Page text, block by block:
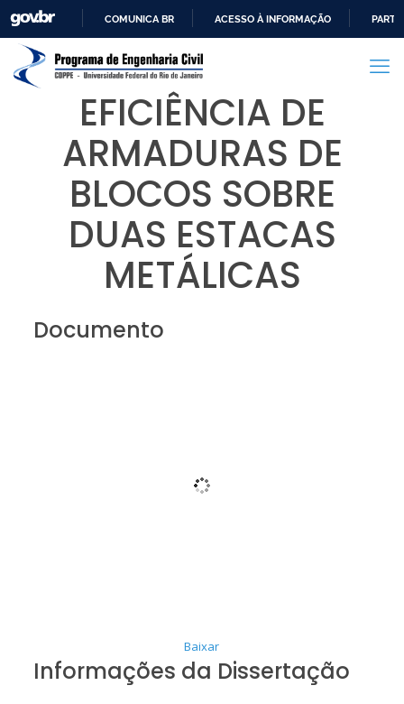
PARA
CONTEÚDO
COMUNICA BR ACESSO À INFORMAÇÃO
EFICIÊNCIA DE
ARMADURAS DE
BLOCOS SOBRE
DUAS ESTACAS
METÁLICAS
Documento
Baixar
Informações da Dissertação